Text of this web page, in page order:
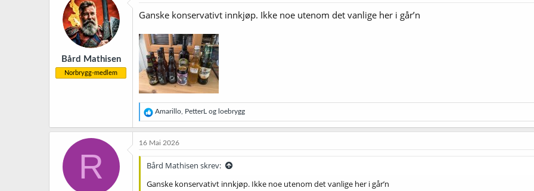
d
a
t
o
Bård Mathisen
Norbrygg-medlem
Ganske konservativt innkjøp. Ikke noe utenom det vanlige her i går’n
R
e
a
k
j
o
e
Amarillo PetterL og loebrygg
R
16 Mai 2026
Bård Mathisen skrev:
Ganske konservativt innkjøp. Ikke noe utenom det vanlige her i går’n